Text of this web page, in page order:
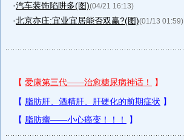
·汽车装饰陷阱多(图)(04/21 16:13)
·北京亦庄:宜业宜居能否双赢?(图)(01/13 01:59)